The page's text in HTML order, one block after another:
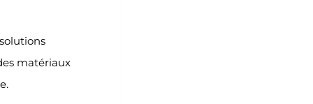
matériaux